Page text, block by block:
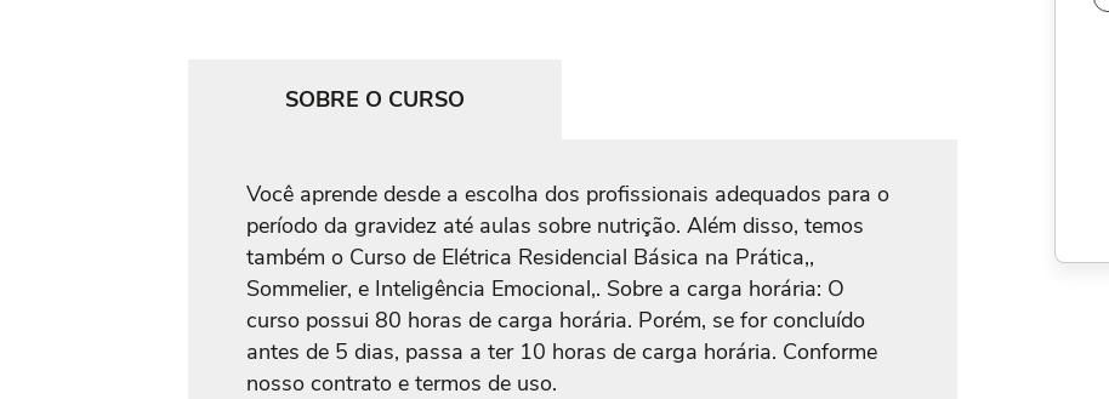
SOBRE O CURSO
Você aprende desde a escolha dos profissionais adequados para o
período da gravidez até aulas sobre nutrição. Além disso, temos
também o Curso de Elétrica Residencial Básica na Prática,,
Sommelier, e Inteligência Emocional,. Sobre a carga horária: O
curso possui 80 horas de carga horária. Porém, se for concluído
antes de 5 dias, passa a ter 10 horas de carga horária. Conforme
nosso contrato e termos de uso.